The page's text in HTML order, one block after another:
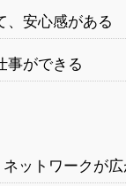
安心感がある
ができる
ットワークが広